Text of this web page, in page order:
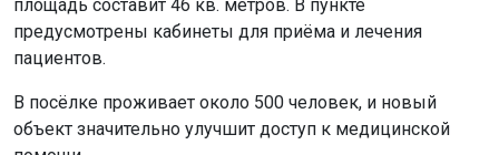
площадь составит 46 кв. метров. В пункте
предусмотрены кабинеты для приёма и лечения
пациентов.
В посёлке проживает около 500 человек, и новый
объект значительно улучшит доступ к медицинской